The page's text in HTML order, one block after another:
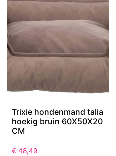
Trixie hondenmand talia
hoekig bruin 60X50X20
CM
€ 48,49